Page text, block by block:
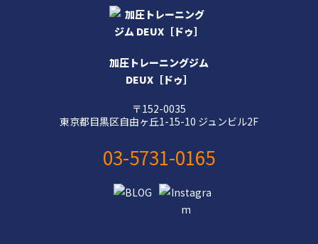
加圧トレーニングジム
DEUX［ドゥ］
〒152-0035
東京都目黒区自由ヶ丘1-15-10 ジュンビル2F
03-5731-0165